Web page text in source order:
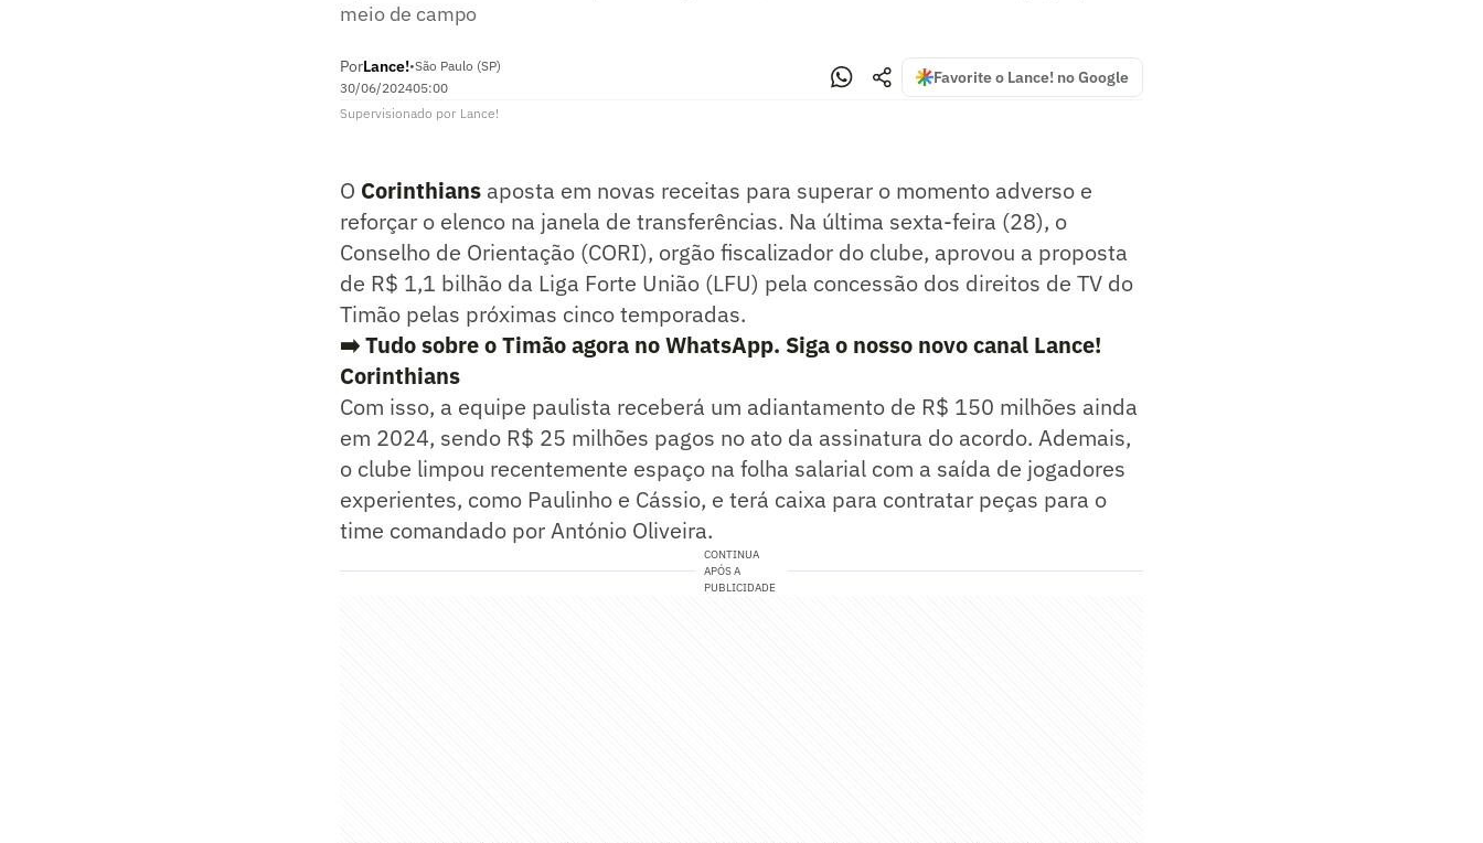
meio de campo
PorLance!•São Paulo (SP)
30/06/202405:00
Favorite o Lance! no Google
Supervisionado por Lance!
O Corinthians aposta em novas receitas para superar o momento adverso e
reforçar o elenco na janela de transferências. Na última sexta-feira (28), o
Conselho de Orientação (CORI), orgão fiscalizador do clube, aprovou a proposta
de R$ 1,1 bilhão da Liga Forte União (LFU) pela concessão dos direitos de TV do
Timão pelas próximas cinco temporadas.
➡️ Tudo sobre o Timão agora no WhatsApp. Siga o nosso novo canal Lance!
Corinthians
Com isso, a equipe paulista receberá um adiantamento de R$ 150 milhões ainda
em 2024, sendo R$ 25 milhões pagos no ato da assinatura do acordo. Ademais,
o clube limpou recentemente espaço na folha salarial com a saída de jogadores
experientes, como Paulinho e Cássio, e terá caixa para contratar peças para o
time comandado por António Oliveira.
CONTINUA
APÓS A
PUBLICIDADE